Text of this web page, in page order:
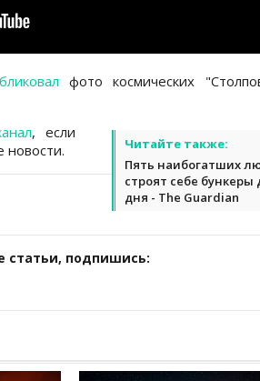
фото космических
Читайте также:
Пять наибогатших
строят себе бункеры
дня - The Guardian
, если
новости.
статьи, подпишись: